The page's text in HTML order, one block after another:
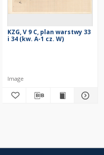
KZG, V 9 C, plan warstwy 33
i 34 (kw. A-1 cz. W)
Image